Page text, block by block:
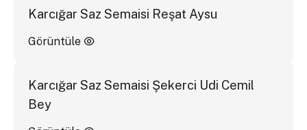
Karcığar Saz Semaisi Reşat Aysu
Görüntüle
Karcığar Saz Semaisi Şekerci Udi Cemil
Bey